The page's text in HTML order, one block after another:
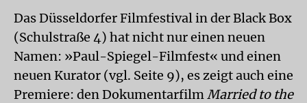
Das Düsseldorfer Filmfestival in der Black Box
(Schulstraße 4) hat nicht nur einen neuen
Namen: »Paul-Spiegel-Filmfest« und einen
neuen Kurator (vgl. Seite 9), es zeigt auch eine
Premiere: den DokumentarfilmMarried to the